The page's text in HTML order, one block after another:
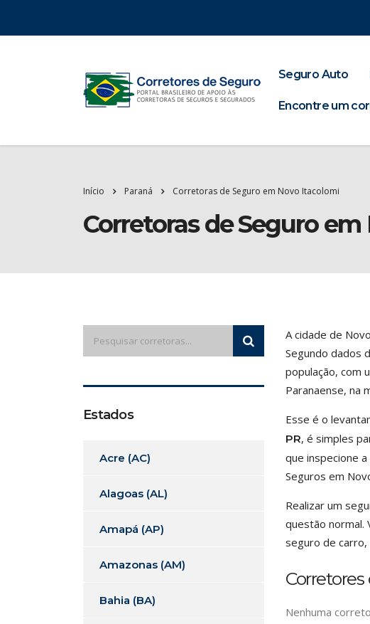
Seguro Auto
Encontre um
Início Paraná Corretoras de Seguro em Novo Itacolomi
Corretoras de Seguro
A cidade de
Segundo dados
população, com
Paranaense, na
Esse é o
PR, é simples
que inspecione
Seguros em
Realizar um
questão normal.
seguro de carro,
Nenhuma
Estados
Acre (AC)
Alagoas (AL)
Amapá (AP)
Amazonas (AM)
Bahia (BA)